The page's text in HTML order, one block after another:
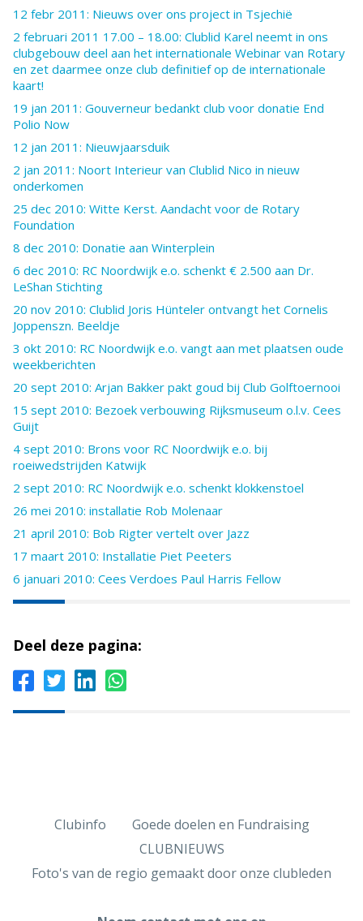
12 febr 2011: Nieuws over ons project in Tsjechië
2 februari 2011 17.00 – 18.00: Clublid Karel neemt in ons
clubgebouw deel aan het internationale Webinar van Rotary
en zet daarmee onze club definitief op de internationale
kaart!
19 jan 2011: Gouverneur bedankt club voor donatie End
Polio Now
12 jan 2011: Nieuwjaarsduik
2 jan 2011: Noort Interieur van Clublid Nico in nieuw
onderkomen
25 dec 2010: Witte Kerst. Aandacht voor de Rotary
Foundation
8 dec 2010: Donatie aan Winterplein
6 dec 2010: RC Noordwijk e.o. schenkt € 2.500 aan Dr.
LeShan Stichting
20 nov 2010: Clublid Joris Hünteler ontvangt het Cornelis
Joppenszn. Beeldje
3 okt 2010: RC Noordwijk e.o. vangt aan met plaatsen oude
weekberichten
20 sept 2010: Arjan Bakker pakt goud bij Club Golftoernooi
15 sept 2010: Bezoek verbouwing Rijksmuseum o.l.v. Cees
Guijt
4 sept 2010: Brons voor RC Noordwijk e.o. bij
roeiwedstrijden Katwijk
2 sept 2010: RC Noordwijk e.o. schenkt klokkenstoel
26 mei 2010: installatie Rob Molenaar
21 april 2010: Bob Rigter vertelt over Jazz
17 maart 2010: Installatie Piet Peeters
6 januari 2010: Cees Verdoes Paul Harris Fellow
Deel deze pagina:
Clubinfo
Goede doelen en Fundraising
CLUBNIEUWS
Foto's van de regio gemaakt door onze clubleden